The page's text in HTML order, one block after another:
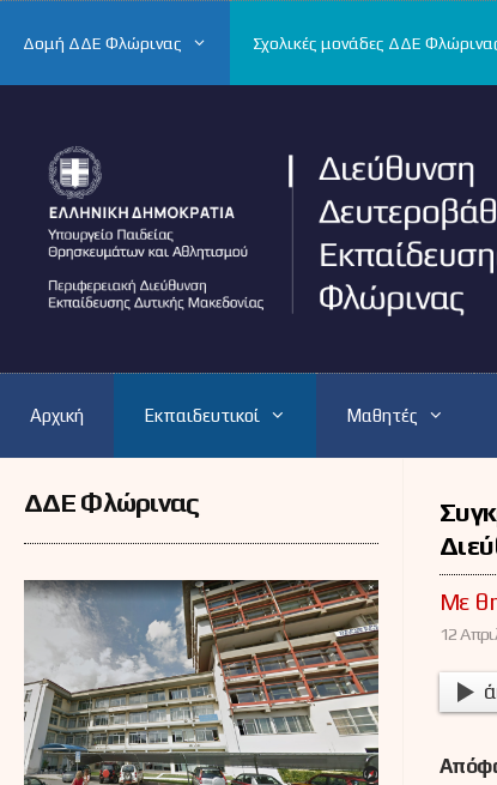
Δομή ΔΔΕ Φλώρινας Σχολικές μονάδες ΔΔΕ
Αρχική Εκπαιδευτικοί Μαθητές
Με
12
ΔΔΕ Φλώρινας